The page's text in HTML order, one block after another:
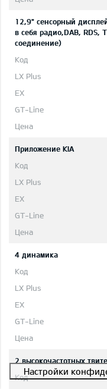
12,9" сенсорный
в себя радио,DAB, RDS,
соединение)
Приложение KIA
4 динамика
2 высокочастотных